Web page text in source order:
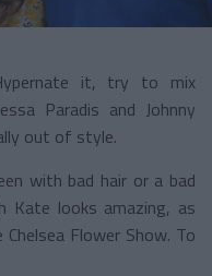
it, try to mix
Paradis and Johnny
out of style.
with bad hair or a bad
Kate looks amazing, as
Flower Show. To